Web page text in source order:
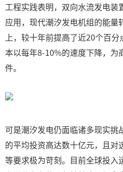
工程实践表明，双向水流发电装
应用，现代潮汐发电机组的能量
上，较十年前提高了近20个百
本以每年8-10%的速度下降，为
件。
可是潮汐发电仍面临诸多现实
的平均投资高达数十亿元，且
等要求极为苛刻。目前全球投入